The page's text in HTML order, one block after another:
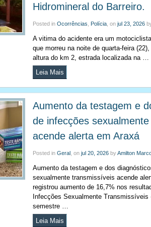
Hidromineral do Barreiro.
Posted in Ocorrências Polícia , on jul 23, 2026
A vitima do acidente era um
que morreu na noite de quarta-feira
altura do km 2, estrada localizada na …
Leia Mais
Aumento da testagem e
de infecções
acende alerta em Araxá
Posted in Geral , on jul 20, 2026 byAmilton
Aumento da testagem e dos
sexualmente transmissíveis acende
registrou aumento de 16,7% nos
Infecções Sexualmente Transmissíveis
semestre …
Leia Mais